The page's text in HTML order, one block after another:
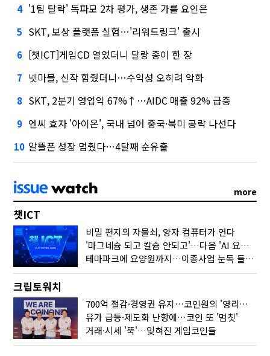
4 '1팀 탈락' 독파모 2차 평가, 생존 가를 요인은
5 SKT, 보상 플랫폼 실험…'리워드링크' 출시
6 [챗ICT]게임CD 열었더니 달랑 종이 한 장
7 넷마블, 신작 힘줬더니…수익성 오히려 악화
8 SKT, 2분기 영업익 67%↑…AIDC 매출 92% 급증
9 엔씨 효자 '아이온', 국내 넘어 중국·북미 공략 나선다
10 알뜰폰 성장 멈췄다…4달째 순유출
more
챗ICT
비밀 편지의 자물쇠, 양자 컴퓨터가 연다
'마그네슘 되고 칼슘 안되고'…다음 'AI 요약' 갈 길은
테마파크에 요양원까지…이종사업 눈독 들이는 게임사
크립토워치
700억 절감·경영권 유지…코인원의 '영리한 딜'
유가 급등·제도화 난항에…코인 또 '멈칫'
거래·시세 '뚝'…잊혀진 게임코인들